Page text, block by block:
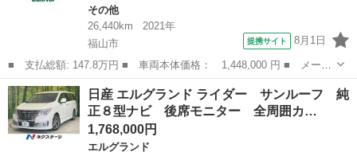
その他
26,440km
2021年
福山市
提携サイト 8月1日
■ 支払総額: 147.8万円 ■ 車両本体価格： 1,448,000 円 ■ メーカ
ー名： 日産 ■ 車種名： ルークス ■ グレード名： ハイウェイ
スター Ｇターボ 禁煙車 アラウンドビューモニター ハンズフリ
ーオート...
広島 福山市 その他
日産 エルグランド ライダー サンルーフ 純
正８型ナビ 後席モニター 全周囲カ…
1,768,000円
エルグランド